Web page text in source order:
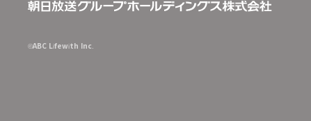
©ABC Lifewith Inc.